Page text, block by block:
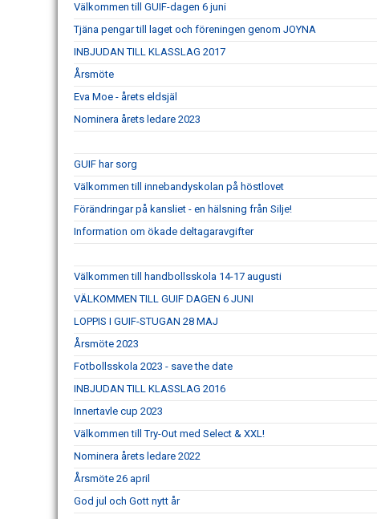
Välkommen till GUIF-dagen 6 juni
Tjäna pengar till laget och föreningen genom JOYNA
INBJUDAN TILL KLASSLAG 2017
Årsmöte
Eva Moe - årets eldsjäl
Nominera årets ledare 2023
GUIF har sorg
Välkommen till innebandyskolan på höstlovet
Förändringar på kansliet - en hälsning från Silje!
Information om ökade deltagaravgifter
Välkommen till handbollsskola 14-17 augusti
VÄLKOMMEN TILL GUIF DAGEN 6 JUNI
LOPPIS I GUIF-STUGAN 28 MAJ
Årsmöte 2023
Fotbollsskola 2023 - save the date
INBJUDAN TILL KLASSLAG 2016
Innertavle cup 2023
Välkommen till Try-Out med Select & XXL!
Nominera årets ledare 2022
Årsmöte 26 april
God jul och Gott nytt år